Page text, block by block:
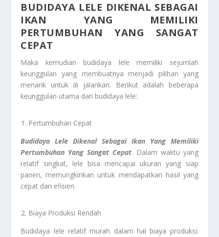
BUDIDAYA LELE DIKENAL SEBAGAI
IKAN YANG MEMILIKI
PERTUMBUHAN YANG SANGAT
CEPAT
Maka kemudian budidaya lele memiliki sejumlah
keunggulan yang membuatnya menjadi pilihan yang
menarik untuk di jalankan. Berikut adalah beberapa
keunggulan utama dari budidaya lele:
Pertumbuhan Cepat
Budidaya Lele Dikenal Sebagai Ikan Yang Memiliki
Pertumbuhan Yang Sangat Cepat. Dalam waktu yang
relatif singkat, lele bisa mencapai ukuran yang siap
panen, memungkinkan untuk mendapatkan hasil yang
cepat dan efisien.
Biaya Produksi Rendah
Budidaya lele relatif murah dalam hal biaya produksi.